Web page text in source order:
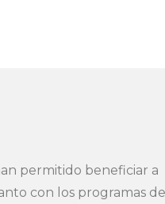
permitido beneficiar a
con los programas de